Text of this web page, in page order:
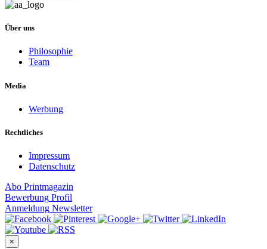
Über uns
Philosophie
Team
Media
Werbung
Rechtliches
Impressum
Datenschutz
Abo Printmagazin
Bewerbung Profil
Anmeldung Newsletter
×